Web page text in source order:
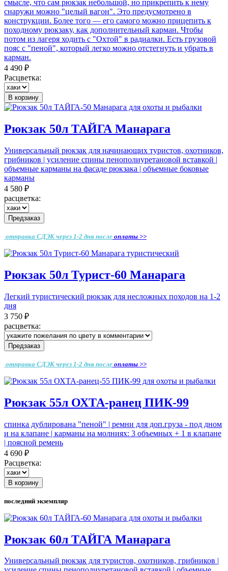
смысле, что сам рюкзак небольшой, но прикрепить к нему
снаружи можно "целый вагон". Это предусмотрено в
конструкции. Более того — его самого можно прицепить к
походному рюкзаку, как дополнительный карман. Чтобы
потом из лагеря ходить с "Охтой" в радиалки. Есть грузовой
пояс с "пеной", который легко можно отстегнуть и убрать в
карман.
4 490 ₽
Расцветка:
В корзину
Рюкзак 50л ТАЙГА Манарага
Универсальный рюкзак для начинающих туристов, охотников,
грибников | усиление спины пенополиуретановой вставкой |
объемные карманы на фасаде рюкзака | объемные боковые
карманы
4 580 ₽
расцветка:
Предзаказ
отправка СДЭК через 1-2 дня после оплаты >>
Рюкзак 50л Турист-60 Манарага
Легкий туристический рюкзак для несложных походов на 1-2
дня
3 750 ₽
расцветка:
Предзаказ
отправка СДЭК через 1-2 дня после оплаты >>
Рюкзак 55л ОХТА-ранец ПИК-99
спинка дублирована "пеной" | ремни для доп.груза - под дном
и на клапане | карманы на молниях: 3 объемных + 1 в клапане
| поясной ремень
4 690 ₽
Расцветка:
В корзину
последний экземпляр
Рюкзак 60л ТАЙГА Манарага
Универсальный рюкзак для туристов, охотников, грибников |